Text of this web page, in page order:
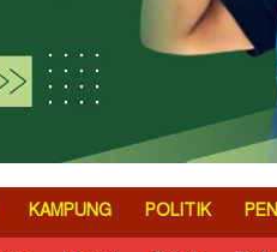
KAMPUNG POLITIK